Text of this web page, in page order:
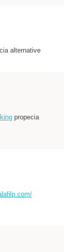
alternative
propecia